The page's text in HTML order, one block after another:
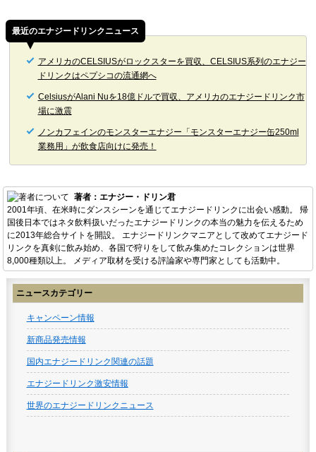
最近のエナジードリンクニュース
アメリカのCELSIUSがロックスターを買収、CELSIUS系列のエナジー
ドリンクはペプシコの流通網へ
CelsiusがAlani Nuを18億ドルで買収、アメリカのエナジードリンク市
場に激震
ノンカフェインのモンスターエナジー「モンスターエナジー缶250ml
業務用」が飲食店向けに発売！
著者：エナジー・ドリン君
2001年頃、在米時にダンスシーンを通じてエナジードリンクに出会い感動。 帰
国後日本ではネタ飲料扱いだったエナジードリンクの本当の魅力を伝えるため
に2013年総合サイトを開設。 エナジードリンクマニアとして改めてエナジード
リンクを真剣に飲み始め、各国で狩りをして飲み集めたコレクションは世界
8,000種類以上。 メディア取材を受ける評論家や専門家としても活動中。
ニュースカテゴリー
キャンペーン情報
新商品発売情報
国内エナジードリンク関連の話題
エナジードリンク激安情報
世界のエナジードリンクニュース